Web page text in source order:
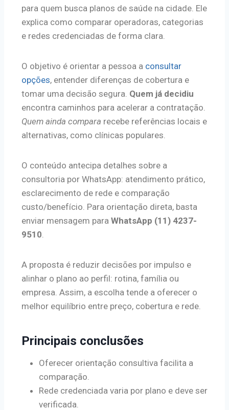
para quem busca planos de saúde na cidade. Ele
explica como comparar operadoras, categorias
e redes credenciadas de forma clara.
O objetivo é orientar a pessoa a consultar
opções, entender diferenças de cobertura e
tomar uma decisão segura. Quem já decidiu
encontra caminhos para acelerar a contratação.
Quem ainda compara recebe referências locais e
alternativas, como clínicas populares.
O conteúdo antecipa detalhes sobre a
consultoria por WhatsApp: atendimento prático,
esclarecimento de rede e comparação
custo/benefício. Para orientação direta, basta
enviar mensagem para WhatsApp (11) 4237-
9510
A proposta é reduzir decisões por impulso e
alinhar o plano ao perfil: rotina, família ou
empresa. Assim, a escolha tende a oferecer o
melhor equilíbrio entre preço, cobertura e rede.
Principais conclusões
Oferecer orientação consultiva facilita a
comparação.
Rede credenciada varia por plano e deve ser
verificada.